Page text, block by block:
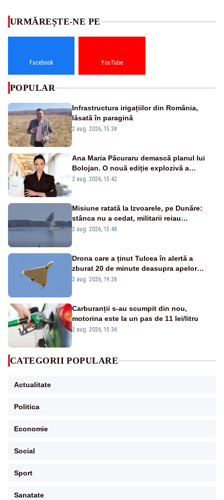
URMĂREȘTE-NE PE
Facebook YouTube
POPULAR
Infrastructura irigațiilor din România,
lăsată în paragină
2 aug. 2026, 15:38
Ana Maria Păcuraru demască planul lui
Bolojan. O nouă ediție explozivă a
emisiunii „Miza Zilei” la Realitatea PLUS
2 aug. 2026, 15:42
Misiune ratată la Izvoarele, pe Dunăre:
stânca nu a cedat, militarii reiau
detonările luni – VIDEO
2 aug. 2026, 15:48
Drona care a ținut Tulcea în alertă a
zburat 20 de minute deasupra apelor
României. Au fost ridicate două F-16
2 aug. 2026, 19:28
Carburanții s-au scumpit din nou,
motorina este la un pas de 11 lei/litru
2 aug. 2026, 15:36
CATEGORII POPULARE
Actualitate
Politica
Economie
Social
Sport
Sanatate